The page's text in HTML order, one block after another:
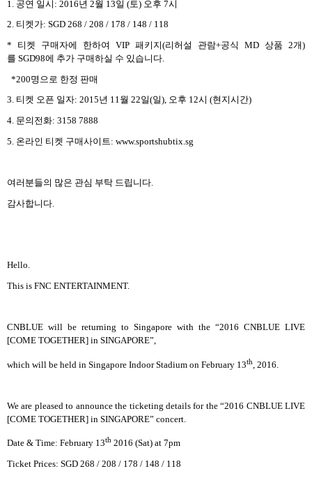
1. 공연 일시 : 2016년 2월 13일 (토) 오후 7시
2. 티켓가: SGD 268 / 208 / 178 / 148 / 118
* 티켓 구매자에 한하여 VIP 패키지(리허설 관람+공식 MD 상품 2개)
를 SGD98에 추가 구매하실 수 있습니다
*200명으로 한정 판매
3. 티켓 오픈 일자: 2015년 11월 22일(일), 오후 12시 (현지시간)
4. 문의전화: 3158 7888
5. 온라인 티켓 구매사이트 : www.sportshubtix.sg
여러분들의 많은 관심 부탁 드립니다
감사합니다
Hello.
This is FNC ENTERTAINMENT.
CNBLUE will be returning to Singapore with the “2016 CNBLUE LIVE
[COME TOGETHER] in SINGAPORE”,
which will be held in Singapore Indoor Stadium on February 13th , 2016.
We are pleased to announce the ticketing details for the “2016 CNBLUE LIVE
[COME TOGETHER] in SINGAPORE” concert.
Date & Time: February 13th 2016 (Sat) at 7pm
Ticket Prices: SGD 268 / 208 / 178 / 148 / 118